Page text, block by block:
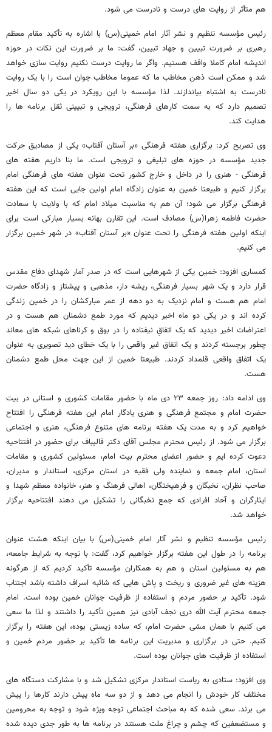
هم متأثر از روایت های درست و نادرست می شود.
رئیس مؤسسه تنظیم و نشر آثار امام خمینی(س) با اشاره به تأکید مقام معظم
رهبری بر ضرورت تبیین و جهاد تبیین، گفت: ما بر ضرورت این نکات در حوزه
اندیشه امام کاملا واقف هستیم. واگر ما روایت درست نکنیم روایت سازی خواهد
شد و ممکن است ذهن مخاطب ما که عموما مخاطب جوان است را با یک روایت
نادرست به اشتباه بیاندازند. لذا مؤسسه با این رویکرد در یکی دو سال اخیر
تصمیم دارد که به سمت کارهای فرهنگی، ترویجی و تبیینی ثقل برنامه ها را
هدایت کند.
وی تصریح کرد: برگزاری هفته فرهنگی «بر آستان آفتاب» یکی از مصادیق حرکت
جدید مؤسسه در حوزه های تبلیغی و ترویجی است. ما بنا داریم هفته های
فرهنگی - هنری را در داخل و خارج کشور تحت عنوان هفته های فرهنگی امام
برگزار کنیم و طبیعتا خمین به عنوان زادگاه امام اولین جایی است که این هفته
فرهنگی برگزار می شود؛ آن هم به مناسبت میلاد امام که با ولایت با سعادت
حضرت فاطمه زهرا(س) مصادف است. این تقارن بهانه بسیار مبارکی است برای
اینکه اولین هفته فرهنگی را تحت عنوان «بر آستان آفتاب» در شهر خمین برگزار
می کنیم.
کمساری افزود: خمین یکی از شهرهایی است که در صدر آمار شهدای دفاع مقدس
قرار دارد و یک شهر بسیار فرهنگی، ریشه دار، مذهبی و پیشتاز و زادگاه حضرت
امام هم هست و امام نزدیک به دو دهه از عمر مبارکشان را در خمین زندگی
کرده اند و در یکی دو ماه اخیر دیدیم که مورد طمع دشمنان هم هست و در
اعتراضات اخیر دیدید که یک اتفاقِ نیفتاده را در بوق و کرناهای شبکه های معاند
چطور برجسته کردند و یک اتفاق غیر واقعی را با یک خطای دید تصویری به عنوان
یک اتفاق واقعی قلمداد کردند. طبیعتا خمین از این جهت محل طمع دشمنان
هست.
وی ادامه داد: روز جمعه ۲۳ دی ماه با حضور مقامات کشوری و استانی در بیت
حضرت امام و مجتمع فرهنگی و هنری یادگار امام این هفته فرهنگی را افتتاح
خواهیم کرد و به مدت یک هفته برنامه های متنوع فرهنگی، هنری و اجتماعی
برگزار می شود. از رئیس محترم مجلس آقای دکتر قالیباف برای حضور در افتتاحیه
دعوت کرده ایم و حضور اعضای محترم بیت امام، مسئولین کشوری و مقامات
استان، امام جمعه و نماینده ولی فقیه در استان مرکزی، استاندار و مدیران،
صاحب نظران، نخبگان و فرهیختگان، اهالی فرهنگ و هنر، خانواده معظم شهدا و
ایثارگران و آحاد افرادی که جمع نخبگانی را تشکیل می دهند افتتاحیه برگزار
خواهد شد.
رئیس مؤسسه تنظیم و نشر آثار امام خمینی(س) با بیان اینکه هشت عنوان
برنامه را در طول این هفته برگزار خواهیم کرد، گفت: با توجه به شرایط جامعه،
هم به مسئولین استان و هم به همکاران مؤسسه تأکید کردیم که از هرگونه
هزینه های غیر ضروری و ریخت و پاش هایی که شائبه اسراف داشته باشد اجتناب
شود. تأکید بر حضور مردم و استفاده از ظرفیت جوانان خمین بوده است. امام
جمعه محترم آیت الله دری نجف آبادی نیز همین تأکید را داشتند و لذا ما سعی
می کنیم با همان مشی حضرت امام، که ساده زیستی بوده، این هفته را برگزار
کنیم. حتی در برگزاری و مدیریت این برنامه ها تأکید بر حضور مردم خمین و
استفاده از ظرفیت های جوانان بوده است.
وی افزود: ستادی به ریاست استاندار مرکزی تشکیل شد و با مشارکت دستگاه های
مختلف کار خودش را انجام می دهد و از دو سه ماه پیش دارند کارها را پیش
می برند. سعی شده که به مباحث اجتماعی توجه ویژه شود و توجه به محرومین
و مستضعفین که چشم و چراغ ملت هستند در برنامه ها به طور جدی دیده شده